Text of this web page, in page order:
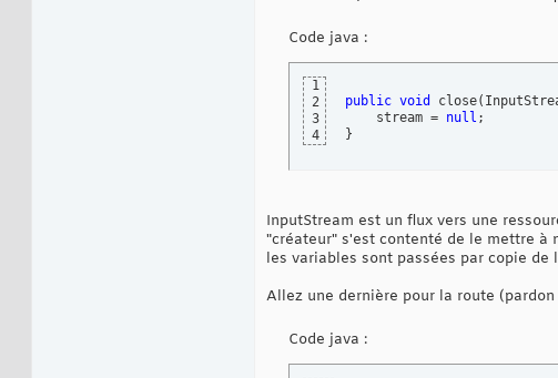
Code java :
1
2
3
4
public void close(
    stream =
null
}
InputStream est un flux vers une
"créateur" s'est contenté de le mettre à
les variables sont passées par copie
Allez une dernière pour la route
Code java :